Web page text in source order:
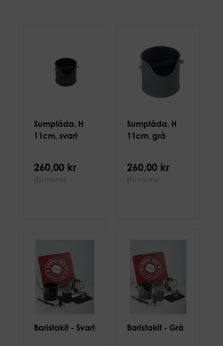
Sumplåda, H
11cm, svart
260,00 kr
(Ex moms)
Sumplåda, H
11cm, grå
260,00 kr
(Ex moms)
Baristakit - Svart Baristakit - Grå